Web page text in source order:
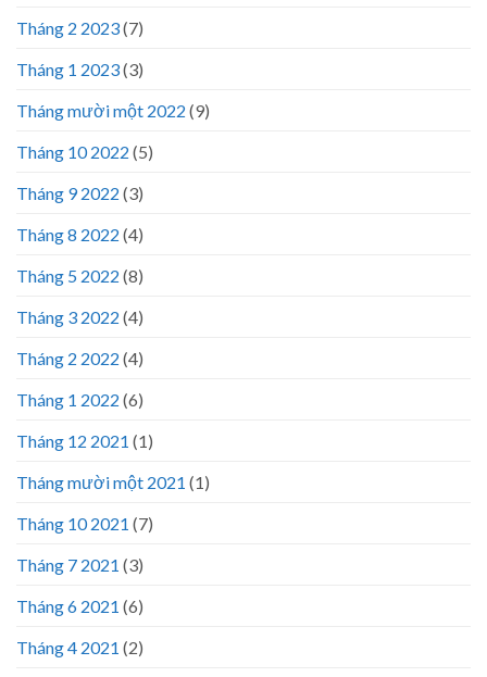
Tháng 2 2023(7)
Tháng 1 2023(3)
Tháng mười một 2022 (9)
Tháng 10 2022 (5)
Tháng 9 2022 (3)
Tháng 8 2022 (4)
Tháng 5 2022 (8)
Tháng 3 2022 (4)
Tháng 2 2022 (4)
Tháng 1 2022 (6)
Tháng 12 2021 (1)
Tháng mười một 2021 (1)
Tháng 10 2021 (7)
Tháng 7 2021 (3)
Tháng 6 2021 (6)
Tháng 4 2021 (2)